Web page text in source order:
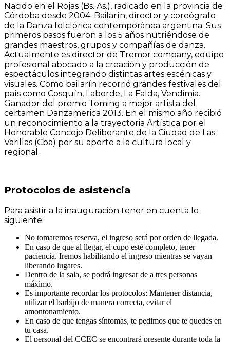
Nacido en el Rojas (Bs. As.), radicado en la provincia de
Córdoba desde 2004. Bailarín, director y coreógrafo
de la Danza folclórica contemporánea argentina. Sus
primeros pasos fueron a los 5 años nutriéndose de
grandes maestros, grupos y compañías de danza.
Actualmente es director de Tremor company, equipo
profesional abocado a la creación y producción de
espectáculos integrando distintas artes escénicas y
visuales. Como bailarín recorrió grandes festivales del
país como Cosquín, Laborde, La Falda, Vendimia.
Ganador del premio Toming a mejor artista del
certamen Danzamerica 2013. En el mismo año recibió
un reconocimiento a la trayectoria Artística por el
Honorable Concejo Deliberante de la Ciudad de Las
Varillas (Cba) por su aporte a la cultura local y
regional.
Protocolos de asistencia
Para asistir a la inauguración tener en cuenta lo
siguiente:
No tomaremos reserva, el ingreso será por orden de llegada.
En caso de que al llegar, el cupo esté completo, tener
paciencia. Iremos habilitando el ingreso mientras se vayan
liberando lugares.
Dentro de la sala, se podrá ingresar de a tres personas
máximo.
Es importante recordar los protocolos: Mantener distancia,
utilizar el barbijo de manera correcta, evitar el
amontonamiento.
En caso de que tengas síntomas, te pedimos que te quedes en
tu casa.
El personal del CCEC se encontrará presente durante toda la